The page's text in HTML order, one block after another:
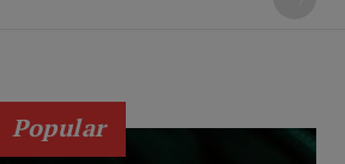
Popular